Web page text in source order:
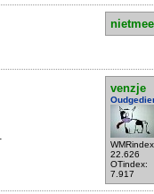
venzje
22.626
OTindex:
7.917